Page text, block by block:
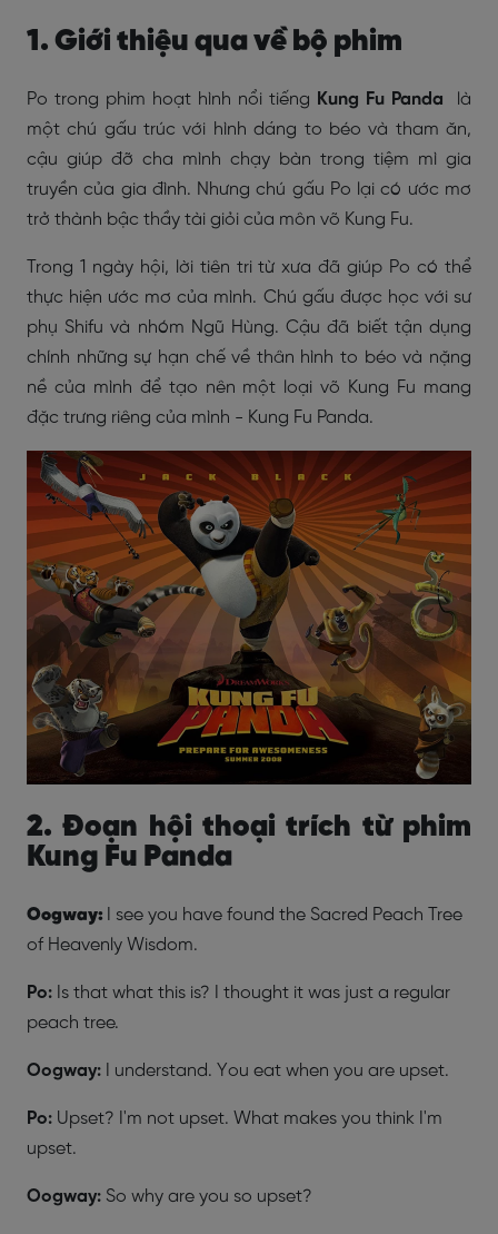
1. Giới thiệu qua về bộ phim
Po trong phim hoạt hình nổi tiếng Kung Fu Panda là
một chú gấu trúc với hình dáng to béo và tham ăn,
cậu giúp đỡ cha mình chạy bàn trong tiệm mì gia
truyền của gia đình. Nhưng chú gấu Po lại có ước mơ
trở thành bậc thầy tài giỏi của môn võ Kung Fu.
Trong 1 ngày hội, lời tiên tri từ xưa đã giúp Po có thể
thực hiện ước mơ của mình. Chú gấu được học với sư
phụ Shifu và nhóm Ngũ Hùng. Cậu đã biết tận dụng
chính những sự hạn chế về thân hình to béo và nặng
nề của mình để tạo nên một loại võ Kung Fu mang
đặc trưng riêng của mình - Kung Fu Panda.
2. Đoạn hội thoại trích từ phim
Kung Fu Panda
Oogway:
I see you have found the Sacred Peach Tree
of Heavenly Wisdom.
Po: Is that what this is? I thought it was just a regular
peach tree.
Oogway: I understand. You eat when you are upset.
Po: Upset? I'm not upset. What makes you think I'm
upset.
Oogway: So why are you so upset?